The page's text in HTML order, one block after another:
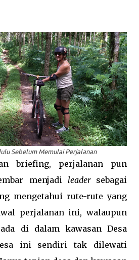
Sebelum Memulai Perjalanan
briefing, perjalanan pun
menjadi leadersebagai
mengetahui rute-rute yang
perjalanan ini, walaupun
di dalam kawasan Desa
ini sendiri tak dilewati